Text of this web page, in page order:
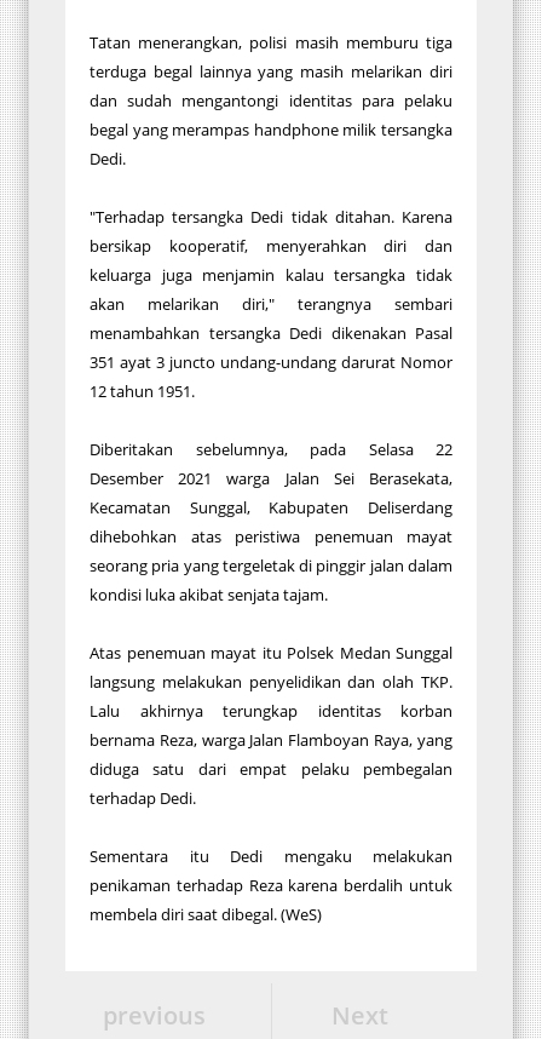
Tatan menerangkan, polisi masih memburu tiga
terduga begal lainnya yang masih melarikan diri
dan sudah mengantongi identitas para pelaku
begal yang merampas handphone milik tersangka
Dedi.
"Terhadap tersangka Dedi tidak ditahan. Karena
bersikap kooperatif, menyerahkan diri dan
keluarga juga menjamin kalau tersangka tidak
akan melarikan diri," terangnya sembari
menambahkan tersangka Dedi dikenakan Pasal
351 ayat 3 juncto undang-undang darurat Nomor
12 tahun 1951.
Diberitakan sebelumnya, pada Selasa 22
Desember 2021 warga Jalan Sei Berasekata,
Kecamatan Sunggal, Kabupaten Deliserdang
dihebohkan atas peristiwa penemuan mayat
seorang pria yang tergeletak di pinggir jalan dalam
kondisi luka akibat senjata tajam.
Atas penemuan mayat itu Polsek Medan Sunggal
langsung melakukan penyelidikan dan olah TKP.
Lalu akhirnya terungkap identitas korban
bernama Reza, warga Jalan Flamboyan Raya, yang
diduga satu dari empat pelaku pembegalan
terhadap Dedi.
Sementara itu Dedi mengaku melakukan
penikaman terhadap Reza karena berdalih untuk
membela diri saat dibegal. (WeS)
Next
previous